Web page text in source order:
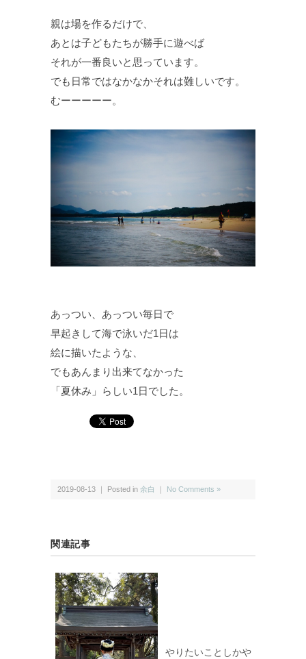
親は場を作るだけで、
あとは子どもたちが勝手に遊べば
それが一番良いと思っています。
でも日常ではなかなかそれは難しいです。
むーーーーー。
あっつい、あっつい毎日で
早起きして海で泳いだ1日は
絵に描いたような、
でもあんまり出来てなかった
「夏休み」らしい1日でした。
2019-08-13 ｜ Posted in 余白 No Comments »
関連記事
やりたいことしかや